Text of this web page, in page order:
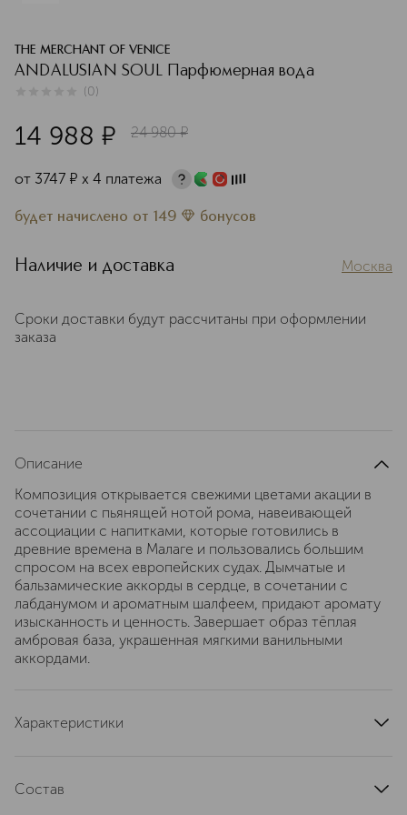
THE MERCHANT OF VENICE
ANDALUSIAN SOUL Парфюмерная вода
(0)
14 988 ¤ 24 980 ¤
от 3747 ¤ х 4 платежа
будет начислено от 149 бонусов
Наличие и доставка Москва
Сроки доставки будут рассчитаны при оформлении
заказа
Описание
Композиция открывается свежими цветами акации в
сочетании с пьянящей нотой рома, навеивающей
ассоциации с напитками, которые готовились в
древние времена в Малаге и пользовались большим
спросом на всех европейских судах. Дымчатые и
бальзамические аккорды в сердце, в сочетании с
лабданумом и ароматным шалфеем, придают аромату
изысканность и ценность. Завершает образ тёплая
амбровая база, украшенная мягкими ванильными
аккордами.
Характеристики
ноты сердца
Состав